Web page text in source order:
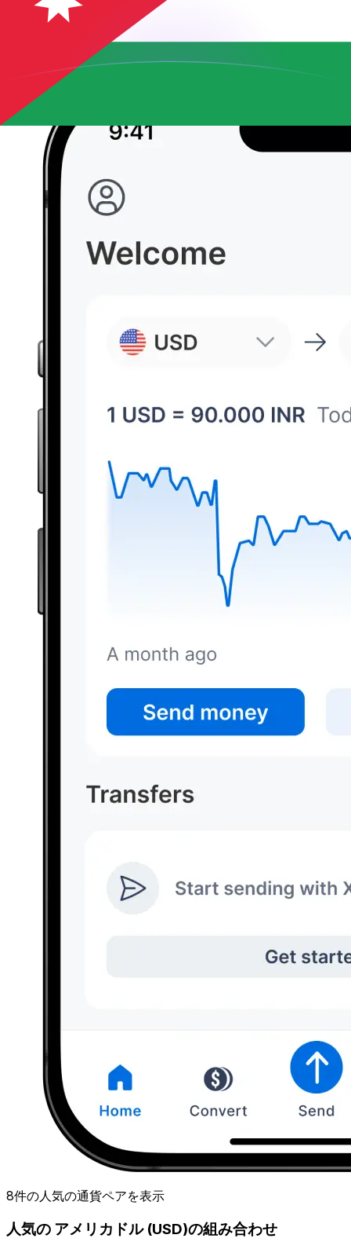
8件の人気の通貨ペアを表示
人気の アメリカドル (USD)の組み合わせ